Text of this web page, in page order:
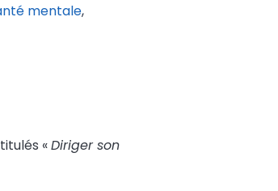
mentale,
«Diriger son